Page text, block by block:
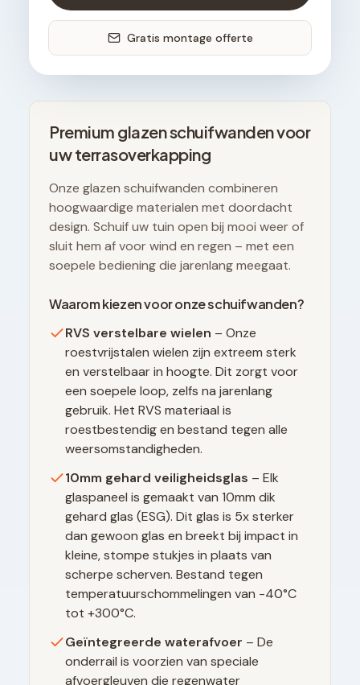
Gratis montage offerte
Premium glazen schuifwanden voor
uw terrasoverkapping
Onze glazen schuifwanden combineren
hoogwaardige materialen met doordacht
design. Schuif uw tuin open bij mooi weer of
sluit hem af voor wind en regen – met een
soepele bediening die jarenlang meegaat.
Waarom kiezen voor onze schuifwanden?
RVS verstelbare wielen – Onze
roestvrijstalen wielen zijn extreem sterk
en verstelbaar in hoogte. Dit zorgt voor
een soepele loop, zelfs na jarenlang
gebruik. Het RVS materiaal is
roestbestendig en bestand tegen alle
weersomstandigheden.
10mm gehard veiligheidsglas – Elk
glaspaneel is gemaakt van 10mm dik
gehard glas (ESG). Dit glas is 5x sterker
dan gewoon glas en breekt bij impact in
kleine, stompe stukjes in plaats van
scherpe scherven. Bestand tegen
temperatuurschommelingen van -40°C
tot +300°C.
Geïntegreerde waterafvoer – De
onderrail is voorzien van speciale
afvoergleuven die regenwater